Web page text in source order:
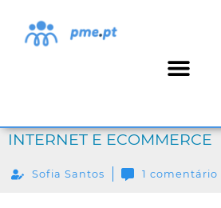
INTERNET E ECOMMERCE
Sofia Santos 1 comentário